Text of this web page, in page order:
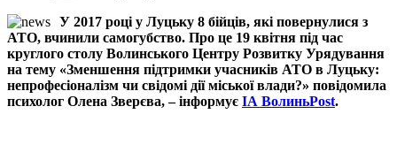
У 2017 році у Луцьку 8 бійців, які повернулися з
АТО, вчинили самогубство. Про це 19 квітня під час
круглого столу Волинського Центру Розвитку Урядування
на тему «Зменшення підтримки учасників АТО в Луцьку:
непрофесіоналізм чи свідомі дії міської влади?» повідомила
психолог Олена Зверєва, – інформує ІА ВолиньPost.